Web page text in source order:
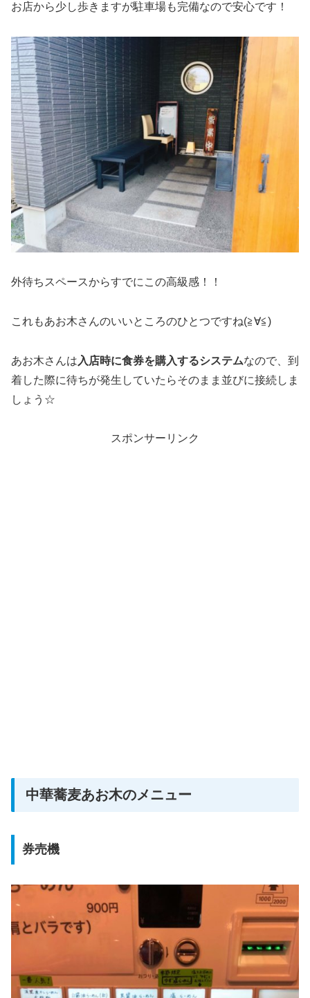
お店から少し歩きますが駐車場も完備なので安心です！
外待ちスペースからすでにこの高級感！！
これもあお木さんのいいところのひとつですね(≧∀≦)
あお木さんは 入店時に食券を購入するシステムなので、到
着した際に待ちが発生していたらそのまま並びに接続しま
しょう☆
スポンサーリンク
中華蕎麦あお木のメニュー
券売機